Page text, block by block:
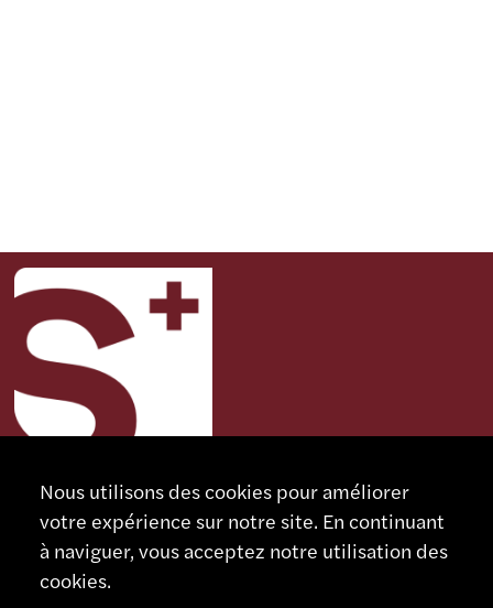
CONTACT
SCHAUBLIN MACHINES SA
Nous utilisons des cookies pour améliorer
votre expérience sur notre site. En continuant
à naviguer, vous acceptez notre utilisation des
cookies.